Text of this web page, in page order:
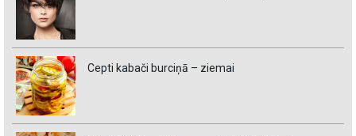
Cepti kabači burciņā – ziemai